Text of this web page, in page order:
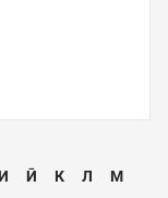
Ӣ К Л М